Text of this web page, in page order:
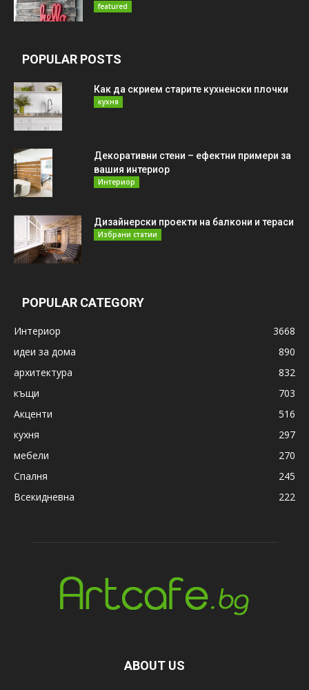
featured
POPULAR POSTS
Как да скрием старите кухненски плочки
кухня
Декоративни стени – ефектни примери за
вашия интериор
Интериор
Дизайнерски проекти на балкони и тераси
Избрани статии
POPULAR CATEGORY
Интериор
3668
идеи за дома
890
архитектура
832
къщи
703
Акценти
516
кухня
297
мебели
270
Спалня
245
Всекидневна
222
ABOUT US